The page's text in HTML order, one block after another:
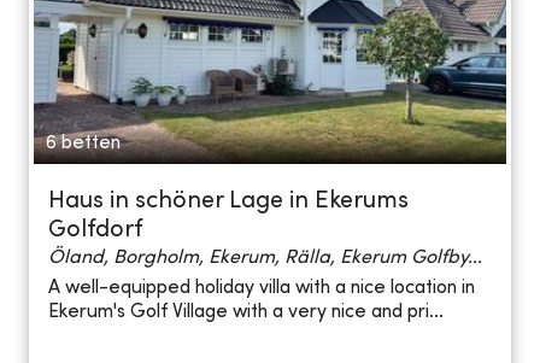
6 betten
Haus in schöner Lage in Ekerums
Golfdorf
Öland, Borgholm, Ekerum, Rälla, Ekerum Golfby...
A well-equipped holiday villa with a nice location in
Ekerum's Golf Village with a very nice and pri...